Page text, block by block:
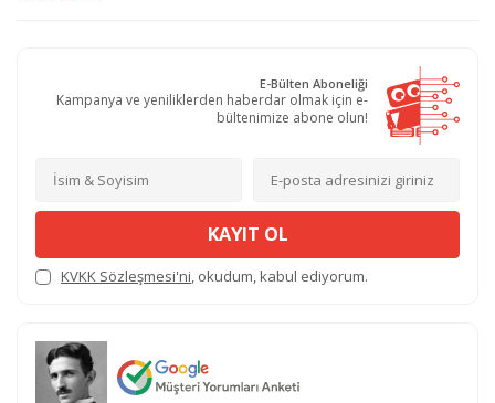
E-Bülten Aboneliği
Kampanya ve yeniliklerden haberdar olmak için e-
bültenimize abone olun!
KAYIT OL
KVKK Sözleşmesi'ni, okudum, kabul ediyorum.